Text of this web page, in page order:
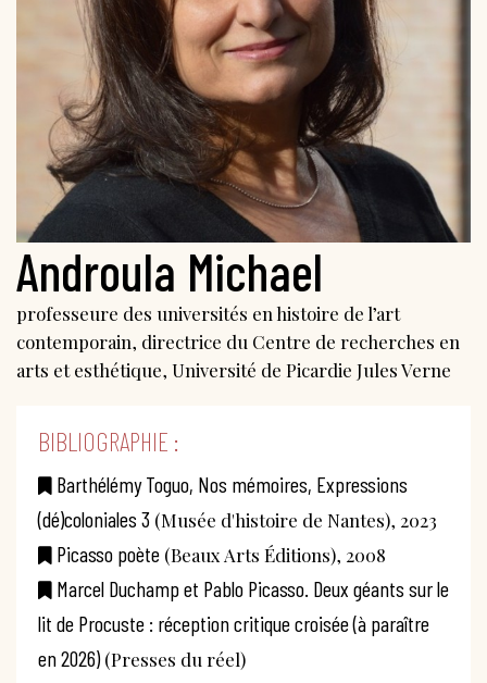
Androula Michael
professeure des universités en histoire de l’art
contemporain, directrice du Centre de recherches en
arts et esthétique, Université de Picardie Jules Verne
BIBLIOGRAPHIE :
Barthélémy Toguo, Nos mémoires, Expressions
(dé)coloniales 3 (Musée d'histoire de Nantes), 2023
Picasso poète (Beaux Arts Éditions), 2008
Marcel Duchamp et Pablo Picasso. Deux géants sur le
lit de Procuste : réception critique croisée (à paraître
en 2026)(Presses du réel)